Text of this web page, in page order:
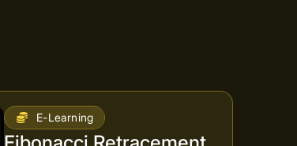
E-Learning